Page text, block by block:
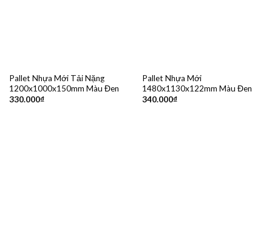
Pallet Nhựa Mới Tải Nặng
1200x1000x150mm Màu Đen
330.000₫
Pallet Nhựa Mới
1480x1130x122mm Màu Đen
340.000₫